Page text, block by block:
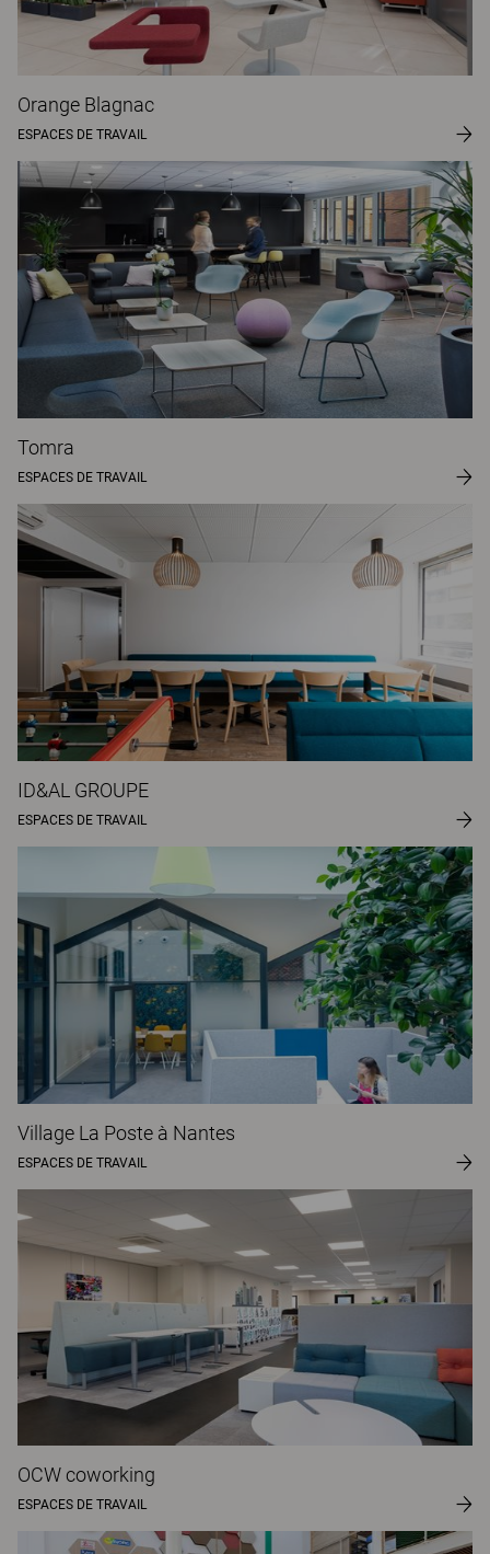
Orange Blagnac
ESPACES DE TRAVAIL
Tomra
ESPACES DE TRAVAIL
ID&AL GROUPE
ESPACES DE TRAVAIL
Village La Poste à Nantes
ESPACES DE TRAVAIL
OCW coworking
ESPACES DE TRAVAIL